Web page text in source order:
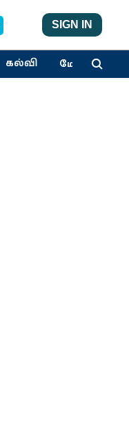
SIGN IN
கல்வி மேலும்